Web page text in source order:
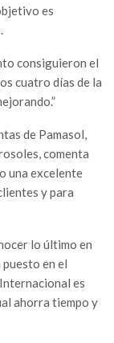
es
consiguieron el
cuatro días de la
de Pamasol,
comenta
una excelente
y para
lo último en
en el
es
ahorra tiempo y